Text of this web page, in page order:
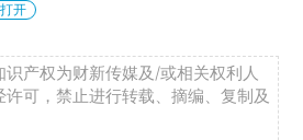
开
产权为财新传媒及/或相关权利人
可，禁止进行转载、摘编、复制及